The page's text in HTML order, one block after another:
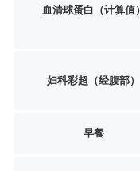
血清球蛋白（计算值）
妇科彩超（经腹部）
早餐